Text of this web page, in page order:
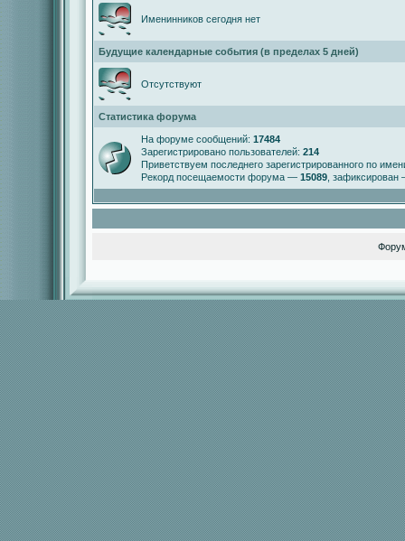
Именинников сегодня нет
Будущие календарные события (в пределах 5 дней)
Отсутствуют
Статистика форума
На форуме сообщений: 17484
Зарегистрировано пользователей: 214
Приветствуем последнего зарегистрированного по
Рекорд посещаемости форума — 15089 ,